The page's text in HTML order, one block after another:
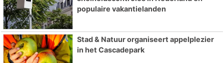
populaire vakantielanden
Stad & Natuur organiseert appelplezier
in het Cascadepark